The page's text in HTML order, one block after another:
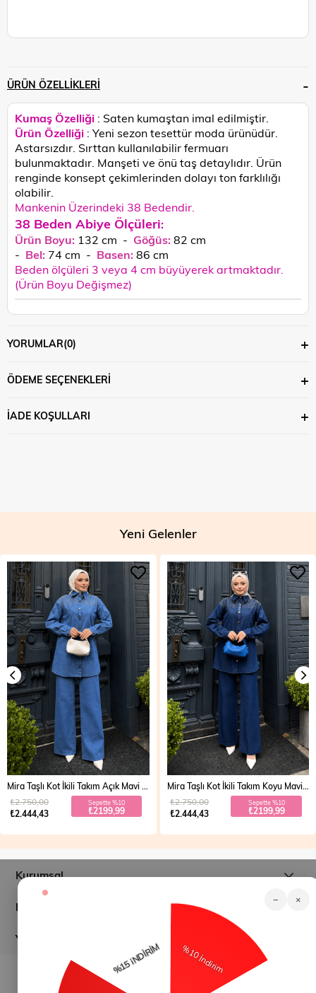
ÜRÜN ÖZELLIKLERI
Kumaş Özelliği : Saten kumaştan imal edilmiştir.
Ürün Özelliği : Yeni sezon tesettür moda ürünüdür.
Astarsızdır. Sırttan kullanılabilir fermuarı
bulunmaktadır. Manşeti ve önü taş detaylıdır. Ürün
renginde konsept çekimlerinden dolayı ton farklılığı
olabilir.
Mankenin Üzerindeki 38 Bedendir.
38 Beden Abiye Ölçüleri:
Ürün Boyu: 132 cm - Göğüs:82 cm
- Bel: 74 cm - Basen:86 cm
Beden ölçüleri 3 veya 4 cm büyüyerek artmaktadır.
(Ürün Boyu Değişmez)
YORUMLAR(0)
ÖDEME SEÇENEKLERI
İADE KOŞULLARI
Yeni Gelenler
₺2.444,43
₺2.750,00 Sepette %10
₺2199,99
Mira Taşlı Kot İkili Takım Koyu Mavi 19286
₺2.444,43
₺2.750,00 Sepette %10
₺2199,99
Kurumsal
Müşteri İlişkileri
Yardım
− ×